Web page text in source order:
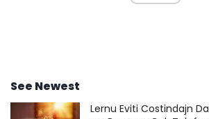
See Newest
Lernu Eviti Costindajn